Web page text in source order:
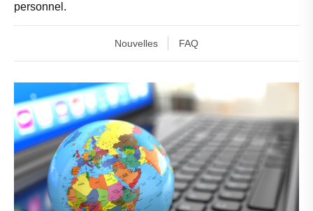
personnel.
Nouvelles FAQ